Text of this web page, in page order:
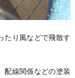
たり風などで飛散す
配線関係などの塗装